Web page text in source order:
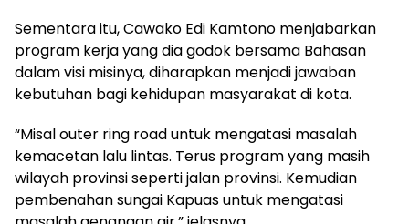
Sementara itu, Cawako Edi Kamtono menjabarkan
program kerja yang dia godok bersama Bahasan
dalam visi misinya, diharapkan menjadi jawaban
kebutuhan bagi kehidupan masyarakat di kota.
“Misal outer ring road untuk mengatasi masalah
kemacetan lalu lintas. Terus program yang masih
wilayah provinsi seperti jalan provinsi. Kemudian
pembenahan sungai Kapuas untuk mengatasi